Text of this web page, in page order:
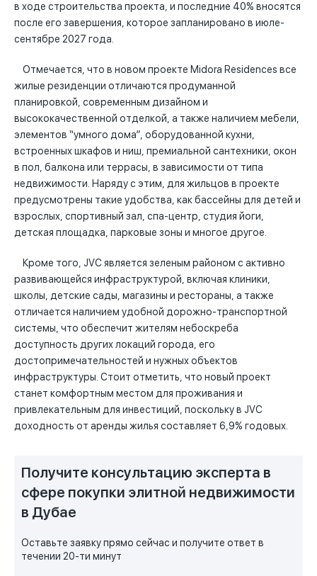
в ходе строительства проекта, и последние 40% вносятся
после его завершения, которое запланировано в июле-
сентябре 2027 года.
Отмечается, что в новом проекте Midora Residences все
жилые резиденции отличаются продуманной
планировкой, современным дизайном и
высококачественной отделкой, а также наличием мебели,
элементов “умного дома”, оборудованной кухни,
встроенных шкафов и ниш, премиальной сантехники, окон
в пол, балкона или террасы, в зависимости от типа
недвижимости. Наряду с этим, для жильцов в проекте
предусмотрены такие удобства, как бассейны для детей и
взрослых, спортивный зал, спа-центр, студия йоги,
детская площадка, парковые зоны и многое другое.
Кроме того, JVC является зеленым районом с активно
развивающейся инфраструктурой, включая клиники,
школы, детские сады, магазины и рестораны, а также
отличается наличием удобной дорожно-транспортной
системы, что обеспечит жителям небоскреба
доступность других локаций города, его
достопримечательностей и нужных объектов
инфраструктуры. Стоит отметить, что новый проект
станет комфортным местом для проживания и
привлекательным для инвестиций, поскольку в JVC
доходность от аренды жилья составляет 6,9% годовых.
Получите консультацию эксперта в
сфере покупки элитной недвижимости
в Дубае
Оставьте заявку прямо сейчас и получите ответ в
течении 20-ти минут